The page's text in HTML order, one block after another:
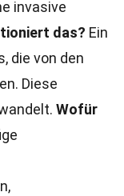
invasive
das? Ein
die von den
Diese
Wofür